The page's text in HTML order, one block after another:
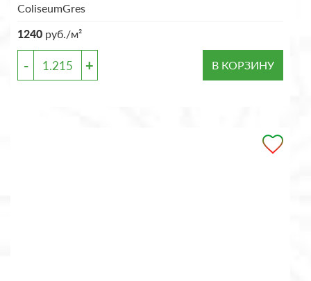
ColiseumGres
1240 руб./м²
- + В КОРЗИНУ